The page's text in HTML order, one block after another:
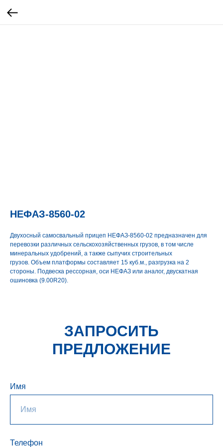
НЕФАЗ-8560-02
Двухосный самосвальный прицеп НЕФАЗ-8560-02 предназначен для
перевозки различных сельскохозяйственных грузов, в том числе
минеральных удобрений, а также сыпучих строительных
грузов. Объем платформы составляет 15 куб.м., разгрузка на 2
стороны. Подвеска рессорная, оси НЕФАЗ или аналог, двускатная
ошиновка (9.00R20).
ЗАПРОСИТЬ
ПРЕДЛОЖЕНИЕ
Имя
Телефон